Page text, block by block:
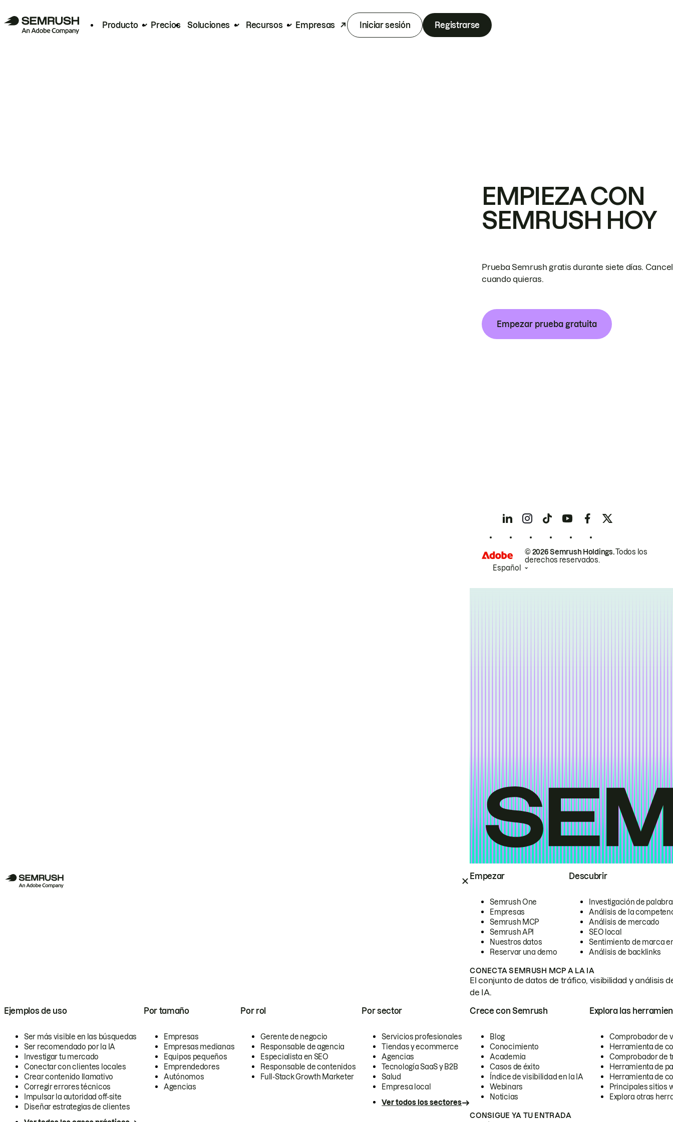
Producto Precios Soluciones Recursos Empresas Iniciar sesión Registrarse
Empezar
Semrush One
Empresas
Semrush MCP
Semrush API
Nuestros datos
Reservar una demo
Descubrir
Investigación de
Análisis de la
Análisis de mercado
SEO local
Sentimiento de marca
Análisis de backlinks
CONECTA SEMRUSH MCP A LA IA
El conjunto de datos de tráfico, visibilidad y análisis
de IA.
Ejemplos de uso
Ser más visible en las búsquedas
Ser recomendado por la IA
Investigar tu mercado
Conectar con clientes locales
Crear contenido llamativo
Corregir errores técnicos
Impulsar la autoridad off-site
Diseñar estrategias de clientes
Por tamaño
Empresas
Empresas medianas
Equipos pequeños
Emprendedores
Autónomos
Agencias
Por rol
Gerente de negocio
Responsable de agencia
Especialista en SEO
Responsable de contenidos
Full-Stack Growth Marketer
Por sector
Servicios profesionales
Tiendas y ecommerce
Agencias
Tecnología SaaS y B2B
Salud
Empresa local
Ver todos los sectores
Crece con Semrush
Blog
Conocimiento
Academia
Casos de éxito
Índice de visibilidad en la IA
Webinars
Noticias
Explora las
Comprobador de
Herramienta de
Comprobador de
Herramienta de
Herramienta de
Principales sitios
Explora otras
CONSIGUE YA TU ENTRADA
EMPIEZA CON
SEMRUSH HOY
Prueba Semrush gratis durante siete días.
cuando quieras.
Empezar prueba gratuita
© 2026 Semrush Holdings.Todos los
derechos reservados.
Español